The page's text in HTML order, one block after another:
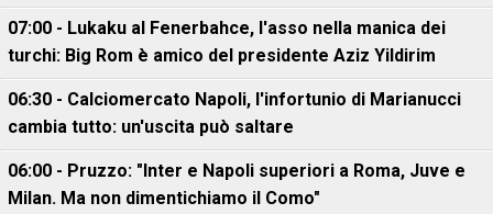
07:00 - Lukaku al Fenerbahce, l'asso nella manica dei
turchi: Big Rom è amico del presidente Aziz Yildirim
06:30 - Calciomercato Napoli, l'infortunio di Marianucci
cambia tutto: un'uscita può saltare
06:00 - Pruzzo: "Inter e Napoli superiori a Roma, Juve e
Milan. Ma non dimentichiamo il Como"